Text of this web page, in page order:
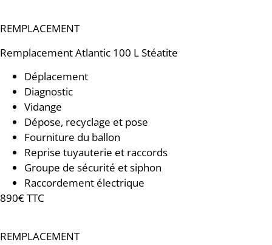
REMPLACEMENT
RemplacementAtlantic 100 L Stéatite
Déplacement
Diagnostic
Vidange
Dépose, recyclage et pose
Fourniture du ballon
Reprise tuyauterie et raccords
Groupe de sécurité et siphon
Raccordement électrique
890€ TTC
REMPLACEMENT